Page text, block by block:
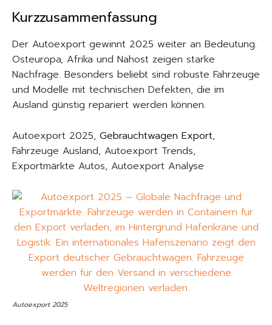
Kurzzusammenfassung
Der Autoexport gewinnt 2025 weiter an Bedeutung.
Osteuropa, Afrika und Nahost zeigen starke
Nachfrage. Besonders beliebt sind robuste Fahrzeuge
und Modelle mit technischen Defekten, die im
Ausland günstig repariert werden können.
Autoexport 2025, Gebrauchtwagen Export,
Fahrzeuge Ausland, Autoexport Trends,
Exportmärkte Autos, Autoexport Analyse
Autoexport 2025